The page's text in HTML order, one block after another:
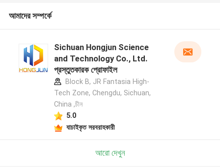
আমাদের সম্পর্কে
Sichuan Hongjun Science
and Technology Co., Ltd.
প্রস্তুতকারক প্রোফাইল
Block B, JR Fantasia High-
Tech Zone, Chengdu, Sichuan,
China ,চীন
5.0
যাচাইকৃত সরবরাহকারী
আরো দেখুন